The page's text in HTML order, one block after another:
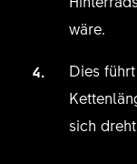
wäre.
Dies
sich